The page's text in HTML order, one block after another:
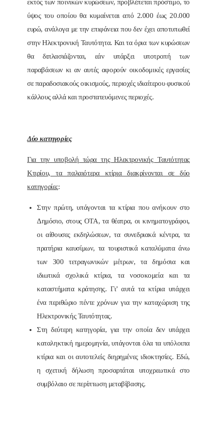
εκτός των ποινικών κυρώσεων, προβλέπεται πρόστιμο, το
ύψος του οποίου θα κυμαίνεται από 2.000 έως 20.000
ευρώ, ανάλογα με την επιφάνεια που δεν έχει αποτυπωθεί
στην Ηλεκτρονική Ταυτότητα. Και τα όρια των κυρώσεων
θα διπλασιάζονται, εάν υπάρξει υποτροπή των
παραβάσεων κι αν αυτές αφορούν οικοδομικές εργασίες
σε παραδοσιακούς οικισμούς, περιοχές ιδιαίτερου φυσικού
κάλλους αλλά και προστατευόμενες περιοχές.
Δύο κατηγορίες
Για την υποβολή τώρα της Ηλεκτρονικής Ταυτότητας
Κτιρίου, τα παλαιότερα κτίρια διακρίνονται σε δύο
κατηγορίες:
Στην πρώτη, υπάγονται τα κτίρια που ανήκουν στο
Δημόσιο, στους ΟΤΑ, τα θέατρα, οι κινηματογράφοι,
οι αίθουσες εκδηλώσεων, τα συνεδριακά κέντρα, τα
πρατήρια καυσίμων, τα τουριστικά καταλύματα άνω
των 300 τετραγωνικών μέτρων, τα δημόσια και
ιδιωτικά σχολικά κτίρια, τα νοσοκομεία και τα
καταστήματα κράτησης. Γι’ αυτά τα κτίρια υπάρχει
ένα περιθώριο πέντε χρόνων για την καταχώριση της
Ηλεκτρονικής Ταυτότητας.
Στη δεύτερη κατηγορία, για την οποία δεν υπάρχει
καταληκτική ημερομηνία, υπάγονται όλα τα υπόλοιπα
κτίρια και οι αυτοτελείς διηρημένες ιδιοκτησίες. Εδώ,
η σχετική δήλωση προσαρτάται υποχρεωτικά στο
συμβόλαιο σε περίπτωση μεταβίβασης.